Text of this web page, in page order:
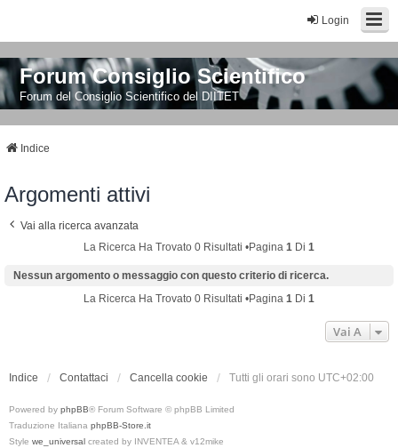
Login
Forum Consiglio Scientifico
Forum del Consiglio Scientifico del DIITET
Indice
Argomenti attivi
Vai alla ricerca avanzata
La Ricerca Ha Trovato 0 Risultati •Pagina 1 Di 1
Nessun argomento o messaggio con questo criterio di ricerca.
La Ricerca Ha Trovato 0 Risultati •Pagina 1 Di 1
Vai A
Indice Contattaci Cancella cookie Tutti gli orari sono UTC+02:00
Powered by phpBB® Forum Software © phpBB Limited
Traduzione Italiana phpBB-Store.it
Style we_universal created by INVENTEA & v12mike